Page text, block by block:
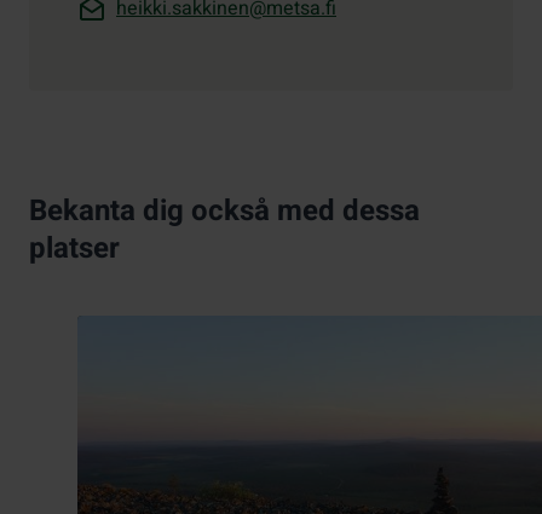
heikki.sakkinen@metsa.fi
Bekanta dig också med dessa
platser